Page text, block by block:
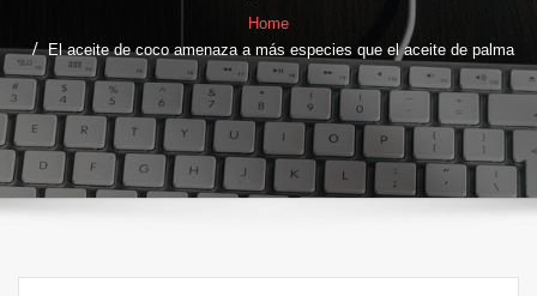
Home
El aceite de coco amenaza a más especies que el aceite de palma